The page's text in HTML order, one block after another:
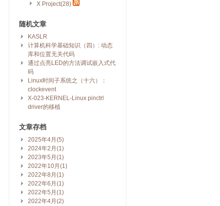
X Project(28)
随机文章
KASLR
计算机科学基础知识（四）: 动态
库和位置无关代码
通过点亮LED的方法调试嵌入式代
码
Linux时间子系统之（十六）：
clockevent
X-023-KERNEL-Linux pinctrl
driver的移植
文章存档
2025年4月(5)
2024年2月(1)
2023年5月(1)
2022年10月(1)
2022年8月(1)
2022年6月(1)
2022年5月(1)
2022年4月(2)